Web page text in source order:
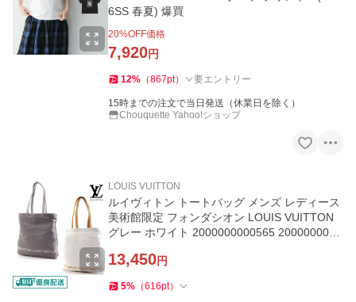
6SS 春夏) 爆買
20%OFF価格
7,920円
12% （867pt） 要エントリー
15時までの注文で当日発送（休業日を除く）
Chouquette Yahoo!ショップ
LOUIS VUITTON
ルイヴィトン トートバッグ メンズ レディース
美術館限定 フォンダシオン LOUIS VUITTON
グレー ホワイト 2000000000565 2000000000
13,450円
5% （616pt）